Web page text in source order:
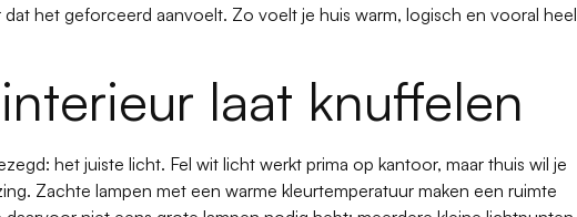
het geforceerd aanvoelt. Zo voelt je huis warm, logisch en vooral heel
laat knuffelen
het juiste licht. Fel wit licht werkt prima op kantoor, maar thuis wil je
Zachte lampen met een warme kleurtemperatuur maken een ruimte